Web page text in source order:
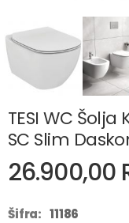
TESI WC
SC Slim
26.900,00
Šifra: 11186